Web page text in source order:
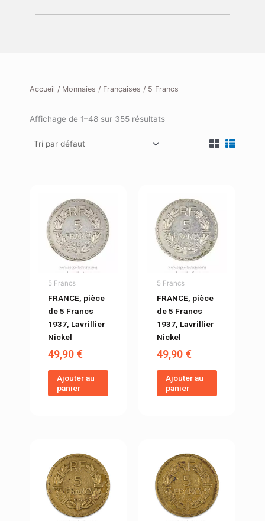
Accueil / Monnaies / Françaises / 5 Francs
Affichage de 1–48 sur 355 résultats
5 Francs
FRANCE, pièce
de 5 Francs
1937, Lavrillier
Nickel
49,90€
Ajouter au
panier
5 Francs
FRANCE, pièce
de 5 Francs
1937, Lavrillier
Nickel
49,90€
Ajouter au
panier